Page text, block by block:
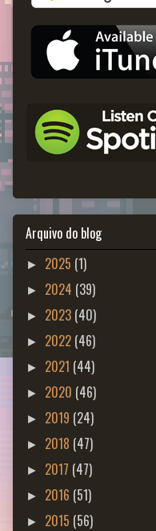
Arquivo do blog
► 2025 (1)
► 2024 (39)
► 2023 (40)
► 2022 (46)
► 2021 (44)
► 2020 (46)
► 2019 (24)
► 2018 (47)
► 2017 (47)
► 2016 (51)
► 2015 (56)